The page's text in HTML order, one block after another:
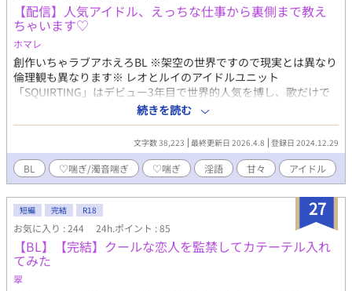
【配信】人気アイドル、えっちな仕事から裏側まで教え
ちゃいます♡
ホマレ
創作いちゃラブアホえろBL ※架空の世界ですので現実とは異なり
倫理観も異なります※ レオとルイのアイドルユニット
「SQUIRTING」はデビュー3年目で世界的人気を博し、歌だけで
なくモデルや俳優としても活躍している。 顔の美しさと同等に性
器の美しさも評価されている。 アイドルとして、熱愛はスキャン
ダルとなるため性行為はグループ内でのみ認められ、ファンもメ
ンバー同士の絡み込で楽しんでいる。前も後ろも使えるアイドル
が多い。 レオ(受け) 180cm、25歳。 クォーターで色素の薄い髪と
瞳、そして透き通った肌をしたどこか儚く美麗な風貌をしている
事からファンからは「王子」と呼ばれている。3年連続「イケチン
ランキング」で1位を獲得し、綺麗な形のペニスが男女共に人気で
あり、昨年出版した自身初の「縦割れアナル写真集」が大ヒット
した。 ルイ(攻め) 187cm、22歳。 黒髪にキリッとした眉、つり
目でクールな印象があるが実際は大型犬。体を鍛えることが好き
で、ピッチリとした衣装が肉体美を際立たせている。レオにいつ
もびったりくっついていることから「騎士」とファンに呼ばれて
続きを読む
文字数 38,223 最終更新日 2026.4.8 登録日 2024.12.29
BL ♡喘ぎ/濁音喘ぎ ♡喘ぎ 淫語 甘々 アイドル
27
短編 完結 R18
お気に入り : 244 24h.ポイント : 85
【BL】【完結】クールな恋人を監禁してカテーテル入れ
てみた
翠